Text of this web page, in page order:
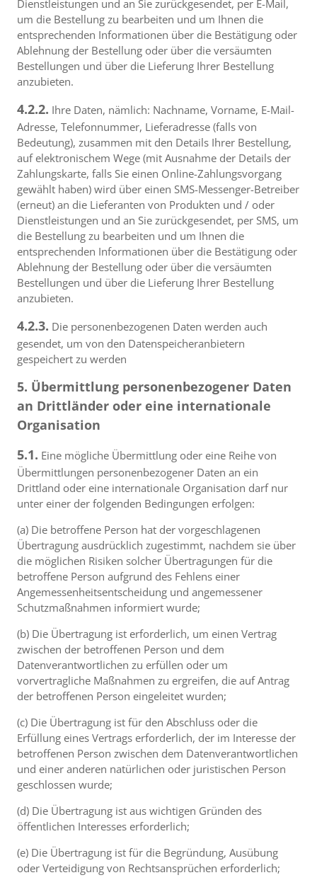
Dienstleistungen und an Sie zurückgesendet, per E-Mail,
um die Bestellung zu bearbeiten und um Ihnen die
entsprechenden Informationen über die Bestätigung oder
Ablehnung der Bestellung oder über die versäumten
Bestellungen und über die Lieferung Ihrer Bestellung
anzubieten.
4.2.2. Ihre Daten, nämlich: Nachname, Vorname, E-Mail-
Adresse, Telefonnummer, Lieferadresse (falls von
Bedeutung), zusammen mit den Details Ihrer Bestellung,
auf elektronischem Wege (mit Ausnahme der Details der
Zahlungskarte, falls Sie einen Online-Zahlungsvorgang
gewählt haben) wird über einen SMS-Messenger-Betreiber
(erneut) an die Lieferanten von Produkten und / oder
Dienstleistungen und an Sie zurückgesendet, per SMS, um
die Bestellung zu bearbeiten und um Ihnen die
entsprechenden Informationen über die Bestätigung oder
Ablehnung der Bestellung oder über die versäumten
Bestellungen und über die Lieferung Ihrer Bestellung
anzubieten.
4.2.3. Die personenbezogenen Daten werden auch
gesendet, um von den Datenspeicheranbietern
gespeichert zu werden
5. Übermittlung personenbezogener Daten
an Drittländer oder eine internationale
Organisation
5.1. Eine mögliche Übermittlung oder eine Reihe von
Übermittlungen personenbezogener Daten an ein
Drittland oder eine internationale Organisation darf nur
unter einer der folgenden Bedingungen erfolgen:
(a) Die betroffene Person hat der vorgeschlagenen
Übertragung ausdrücklich zugestimmt, nachdem sie über
die möglichen Risiken solcher Übertragungen für die
betroffene Person aufgrund des Fehlens einer
Angemessenheitsentscheidung und angemessener
Schutzmaßnahmen informiert wurde;
(b) Die Übertragung ist erforderlich, um einen Vertrag
zwischen der betroffenen Person und dem
Datenverantwortlichen zu erfüllen oder um
vorvertragliche Maßnahmen zu ergreifen, die auf Antrag
der betroffenen Person eingeleitet wurden;
(c) Die Übertragung ist für den Abschluss oder die
Erfüllung eines Vertrags erforderlich, der im Interesse der
betroffenen Person zwischen dem Datenverantwortlichen
und einer anderen natürlichen oder juristischen Person
geschlossen wurde;
(d) Die Übertragung ist aus wichtigen Gründen des
öffentlichen Interesses erforderlich;
(e) Die Übertragung ist für die Begründung, Ausübung
oder Verteidigung von Rechtsansprüchen erforderlich;